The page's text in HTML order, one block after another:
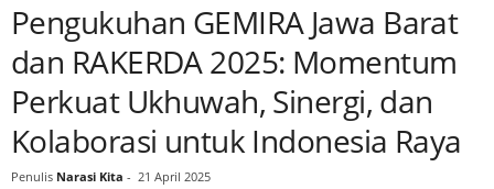
Pengukuhan GEMIRA Jawa Barat
dan RAKERDA 2025: Momentum
Perkuat Ukhuwah, Sinergi, dan
Kolaborasi untuk Indonesia Raya
Penulis Narasi Kita - 21 April 2025